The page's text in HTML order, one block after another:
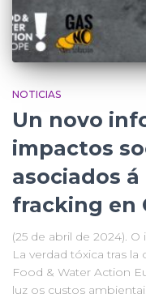
NOTICIAS
Un novo
impactos
asociados
fracking en
(25 de abril de 2024).
La verdad tóxica tras
Food & Water Action
luz os custos